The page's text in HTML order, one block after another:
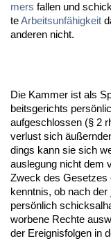
mers fal­len und
teAr­beits­unfähig­keit
an­de­ren nicht.
Die Kam­mer ist als
beits­ge­richts
auf­ge­schlos­sen (§ 2
ver­lust sich
dings kann sie sich
aus­le­gung nicht dem
Zweck des Ge­set­zes
kennt­nis, ob nach
persönlich
wor­be­ne Rech­te
der Er­eig­nis­fol­gen in